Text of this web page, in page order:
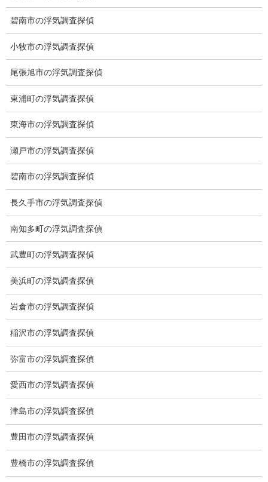
世界で美味しいものランキン
グ
総合探偵社ミライリサーチ
Toshin.Sakuraビル 10F
ベストビル6B
愛知県公安委員会 第54250033号
【出張面談いたします】
子供のお迎え、パート、お仕事の都合などで、お時間のない方、
愛知県内でご面談場所のご要望がございましたら、お申し付けく
ださい。
碧南市の浮気調査探偵
小牧市の浮気調査探偵
尾張旭市の浮気調査探偵
東浦町の浮気調査探偵
東海市の浮気調査探偵
瀬戸市の浮気調査探偵
碧南市の浮気調査探偵
長久手市の浮気調査探偵
南知多町の浮気調査探偵
武豊町の浮気調査探偵
美浜町の浮気調査探偵
岩倉市の浮気調査探偵
稲沢市の浮気調査探偵
弥富市の浮気調査探偵
愛西市の浮気調査探偵
津島市の浮気調査探偵
豊田市の浮気調査探偵
豊橋市の浮気調査探偵